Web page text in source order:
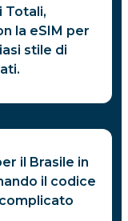
Totali,
la eSIM per
stile di
il Brasile in
il codice